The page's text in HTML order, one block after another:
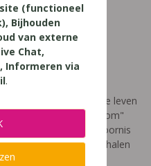
toont hoe het is om te leven
als titel: "Ik heet niet dom"
impact van een leerstoornis
de klas. Je hoort verhalen
(functioneel
Bijhouden
van externe
Chat,
Informeren via
.